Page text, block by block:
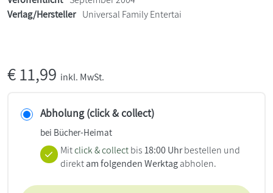
Verlag/Hersteller Universal Family Entertai
€11,99 inkl. MwSt.
Abholung (click & collect)
bei Bücher-Heimat
Mitclick & collect bis18:00 Uhrbestellen und
direktam folgenden Werktagabholen.